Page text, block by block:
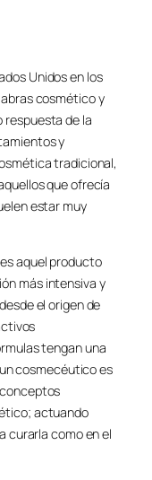
Unidos en los
cosmético y
de la
y
tradicional,
que ofrecía
estar muy
aquel producto
más intensiva y
el origen de
tengan una
cosmecéutico es
actuando
curarla como en el